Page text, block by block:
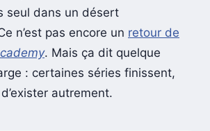
seul dans un désert
n’est pas encore un retour de
. Mais ça dit quelque
: certaines séries finissent,
autrement.